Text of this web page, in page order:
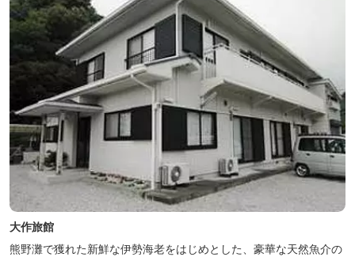
大作旅館
熊野灘で獲れた新鮮な伊勢海老をはじめとした、豪華な天然魚介の